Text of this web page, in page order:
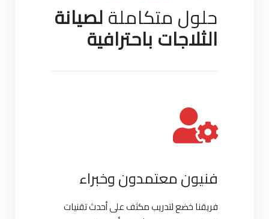
حلول متكاملةلصيانة
الثلاجات باحترافية
فنيون معتمدون وخبراء
فريقنا خضع لتدريب مكثف على أحدث تقنيات